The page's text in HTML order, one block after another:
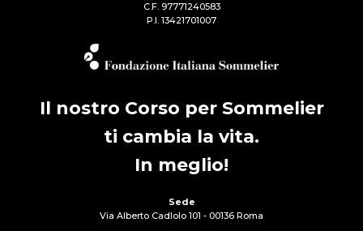
C.F. 97771240583
P.I. 13421701007
Il nostro Corso per Sommelier
ti cambia la vita.
In meglio!
Sede
Via Alberto Cadlolo 101 - 00136 Roma